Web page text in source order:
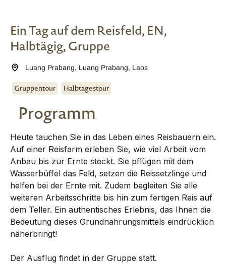
Ein Tag auf dem Reisfeld, EN,
Halbtägig, Gruppe
Luang Prabang, Luang Prabang, Laos
Gruppentour Halbtagestour
Programm
Heute tauchen Sie in das Leben eines Reisbauern ein.
Auf einer Reisfarm erleben Sie, wie viel Arbeit vom
Anbau bis zur Ernte steckt. Sie pflügen mit dem
Wasserbüffel das Feld, setzen die Reissetzlinge und
helfen bei der Ernte mit. Zudem begleiten Sie alle
weiteren Arbeitsschritte bis hin zum fertigen Reis auf
dem Teller. Ein authentisches Erlebnis, das Ihnen die
Bedeutung dieses Grundnahrungsmittels eindrücklich
näherbringt!
Der Ausflug findet in der Gruppe statt.